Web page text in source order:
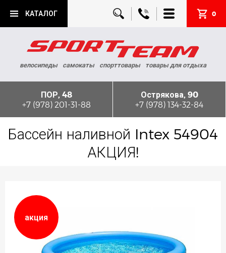
КАТАЛОГ 0
велосипеды самокаты спорттовары товары для отдыха
ПОР, 48
+7 (978) 201-31-88
Острякова, 90
+7 (978) 134-32-84
Бассейн наливной Intex 54904
АКЦИЯ!
акция